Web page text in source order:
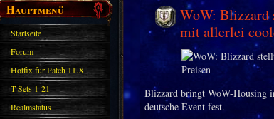
Hauptmenü
Startseite
Forum
Hotfix für Patch 11.X
T-Sets 1-21
Realmstatus
WoW: Blizzard
mit allerlei
Blizzard bringt WoW-Housing
deutsche Event fest.